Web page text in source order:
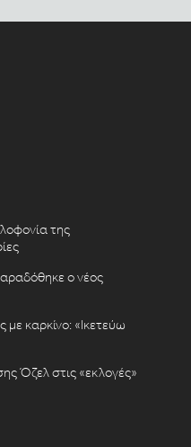
της
ο νέος
καρκίνο: «Ικετεύω
Όζελ στις «εκλογές»